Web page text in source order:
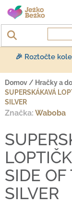
Prejsť na obsah
🎉 Roztočte
Domov / Hračky a
SUPERSKÁKAVÁ
SILVER
SIDE
SILVER
Značka: Waboba